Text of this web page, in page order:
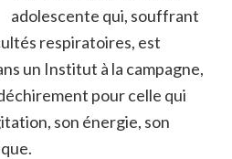
adolescente qui, souffrant
respiratoires, est
un Institut à la campagne,
pour celle qui
son énergie, son